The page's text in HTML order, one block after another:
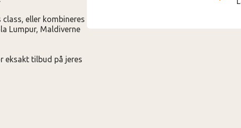
eller kombineres
Lumpur, Maldiverne
eksakt tilbud på jeres